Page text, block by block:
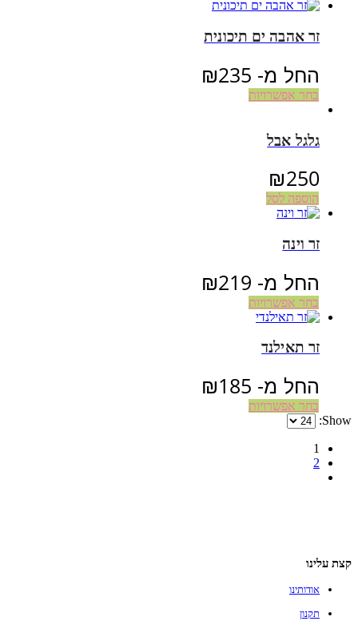
זר אהבה ים תיכונית
החל מ- ₪235
בחר אפשרויות
גלגל אבל
₪250
הוספה לסל
זר וינה
החל מ- ₪219
בחר אפשרויות
זר תאילנד
החל מ- ₪185
בחר אפשרויות
Show:
1
2
קצת עלינו
אודותינו
תקנון